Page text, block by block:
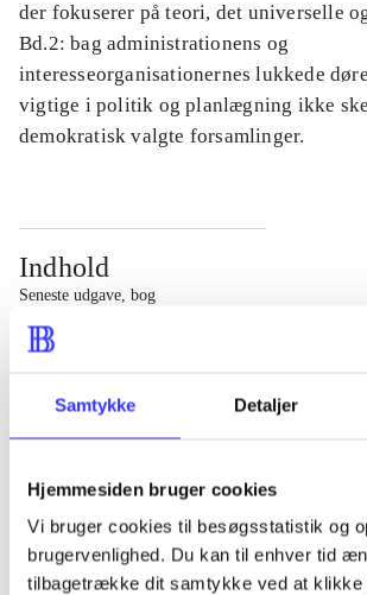
Samtykke Detaljer
Hjemmesiden bruger cookies
Vi bruger cookies til besøgsstatistik og
brugervenlighed. Du kan til enhver tid
tilbagetrække dit samtykke ved at klikke
der fokuserer på teori, det universelle
Bd.2: bag administrationens og
interesseorganisationernes lukkede
vigtige i politik og planlægning ikke
demokratisk valgte forsamlinger.
Indhold
Seneste udgave, bog
1 : Det konkretes videnskab ; 2 : Et
Tidsskrift
Artiklen er en del af